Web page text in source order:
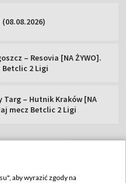
– Resovia [NA ŻYWO].
Betclic 2 Ligi
Targ – Hutnik Kraków [NA
mecz Betclic 2 Ligi
aby wyrazić zgody na